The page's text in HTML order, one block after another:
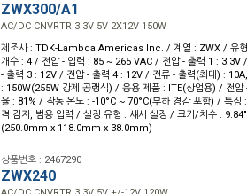
ZWX300/A1
AC/DC CNVRTR 3.3V 5V 2X12V 150W
제조사 : TDK-Lambda Americas Inc. / 계열 : ZWX / 유형
개수 : 4 / 전압 - 입력 : 85 ~ 265 VAC / 전압 - 출력 1 : 3.3V
- 출력 3 : 12V / 전압 - 출력 4 : 12V / 전류 - 출력(최대) :
: 150W(255W 강제 공랭식) / 응용 제품 : ITE(상업용) / 전
율 : 81% / 작동 온도 : -10°C ~ 70°C(부하 경감 포함) / 특
격 감지, 범용 입력 / 실장 유형 : 섀시 실장 / 크기/치수 :
(250.0mm x 118.0mm x 38.0mm)
상품번호 : 2467290
ZWX240